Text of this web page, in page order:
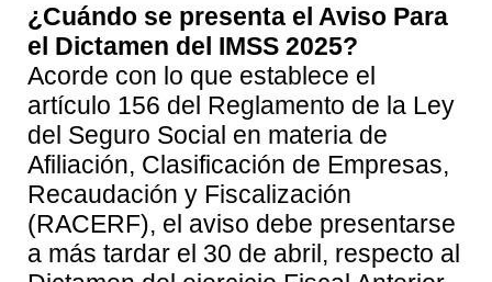
¿Cuándo se presenta el Aviso Para
el Dictamen del IMSS 2025?
Acorde con lo que establece el
artículo 156 del Reglamento de la Ley
del Seguro Social en materia de
Afiliación, Clasificación de Empresas,
Recaudación y Fiscalización
(RACERF), el aviso debe presentarse
a más tardar el 30 de abril, respecto al